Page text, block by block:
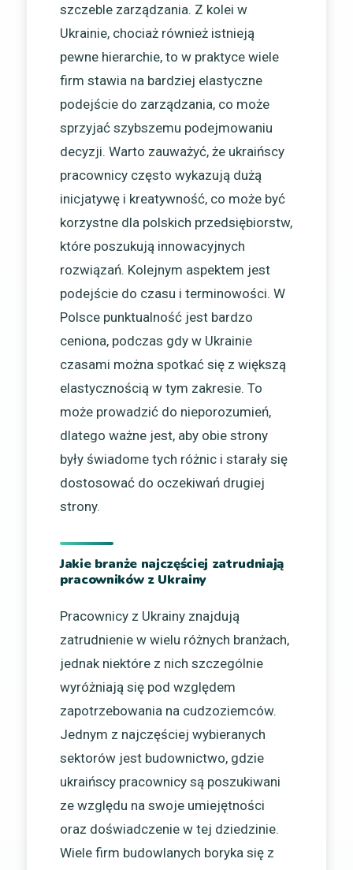
szczeble zarządzania. Z kolei w
Ukrainie, chociaż również istnieją
pewne hierarchie, to w praktyce wiele
firm stawia na bardziej elastyczne
podejście do zarządzania, co może
sprzyjać szybszemu podejmowaniu
decyzji. Warto zauważyć, że ukraińscy
pracownicy często wykazują dużą
inicjatywę i kreatywność, co może być
korzystne dla polskich przedsiębiorstw,
które poszukują innowacyjnych
rozwiązań. Kolejnym aspektem jest
podejście do czasu i terminowości. W
Polsce punktualność jest bardzo
ceniona, podczas gdy w Ukrainie
czasami można spotkać się z większą
elastycznością w tym zakresie. To
może prowadzić do nieporozumień,
dlatego ważne jest, aby obie strony
były świadome tych różnic i starały się
dostosować do oczekiwań drugiej
strony.
Jakie branże najczęściej zatrudniają
pracowników z Ukrainy
Pracownicy z Ukrainy znajdują
zatrudnienie w wielu różnych branżach,
jednak niektóre z nich szczególnie
wyróżniają się pod względem
zapotrzebowania na cudzoziemców.
Jednym z najczęściej wybieranych
sektorów jest budownictwo, gdzie
ukraińscy pracownicy są poszukiwani
ze względu na swoje umiejętności
oraz doświadczenie w tej dziedzinie.
Wiele firm budowlanych boryka się z